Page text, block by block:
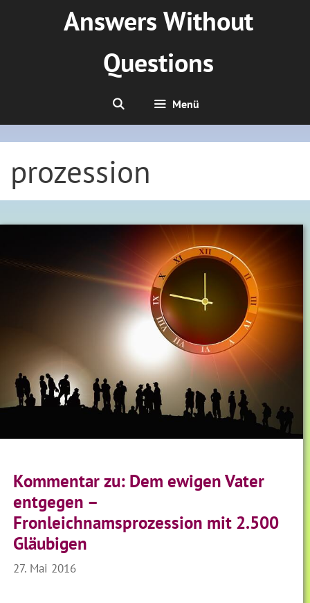
Answers Without
Questions
Menü
prozession
Kommentar zu: Dem ewigen Vater
entgegen –
Fronleichnamsprozession mit 2.500
Gläubigen
27. Mai 2016